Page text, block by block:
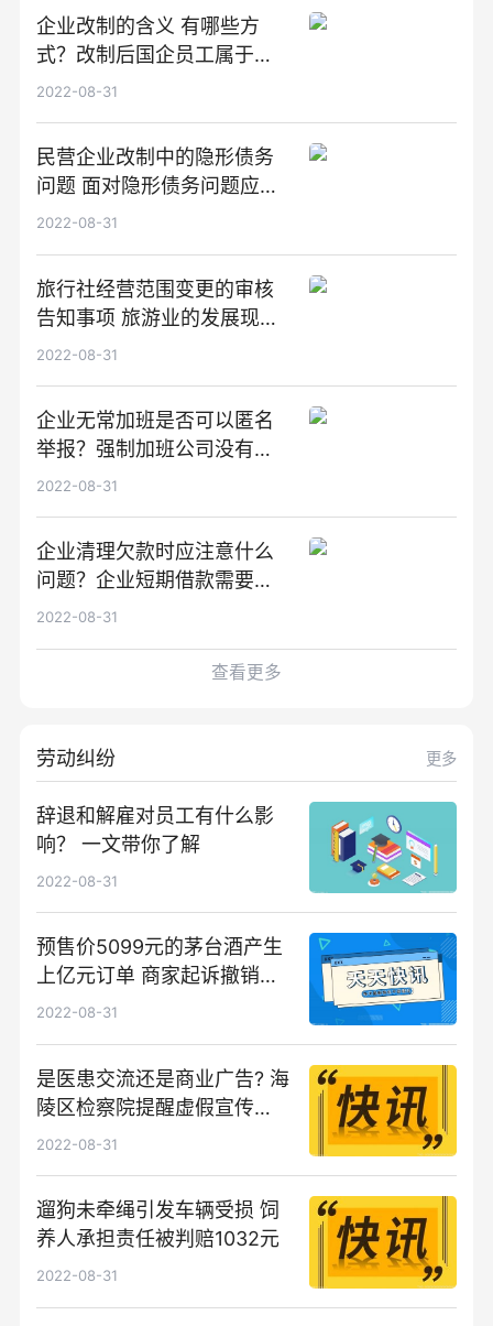
企业改制的含义 有哪些方
式？改制后国企员工属于什
么性质？
2022-08-31
民营企业改制中的隐形债务
问题 面对隐形债务问题应该
如何解决？
2022-08-31
旅行社经营范围变更的审核
告知事项 旅游业的发展现状
和趋势
2022-08-31
企业无常加班是否可以匿名
举报？强制加班公司没有加
班费怎么办？
2022-08-31
企业清理欠款时应注意什么
问题？企业短期借款需要注
意哪些事项？
2022-08-31
查看更多
劳动纠纷 更多
辞退和解雇对员工有什么影
响？ 一文带你了解
2022-08-31
预售价5099元的茅台酒产生
上亿元订单 商家起诉撤销买
卖合同
2022-08-31
是医患交流还是商业广告? 海
陵区检察院提醒虚假宣传莫
轻信
2022-08-31
遛狗未牵绳引发车辆受损 饲
养人承担责任被判赔1032元
2022-08-31